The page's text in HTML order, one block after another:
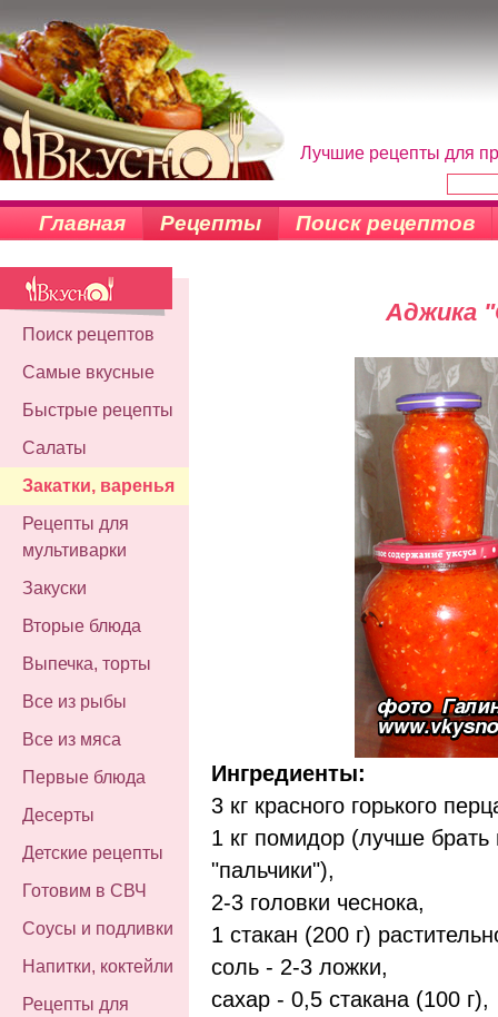
Лучшие рецепты для
Главная Рецепты Поиск рецептов
Поиск рецептов
Самые вкусные
Быстрые рецепты
Салаты
Закатки, варенья
Рецепты для
мультиварки
Закуски
Вторые блюда
Выпечка, торты
Все из рыбы
Все из мяса
Первые блюда
Десерты
Детские рецепты
Готовим в СВЧ
Соусы и подливки
Напитки, коктейли
Рецепты для
Аджика
Ингредиенты:
3 кг красного горького
1 кг помидор (лучше брать
"пальчики"),
2-3 головки чеснока,
1 стакан (200 г)
соль - 2-3 ложки,
сахар - 0,5 стакана (100 г),